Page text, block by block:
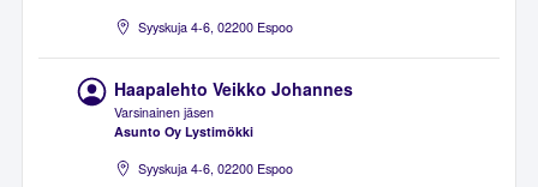
Syyskuja 4-6, 02200 Espoo
Haapalehto Veikko Johannes
Varsinainen jäsen
Asunto Oy Lystimökki
Syyskuja 4-6, 02200 Espoo